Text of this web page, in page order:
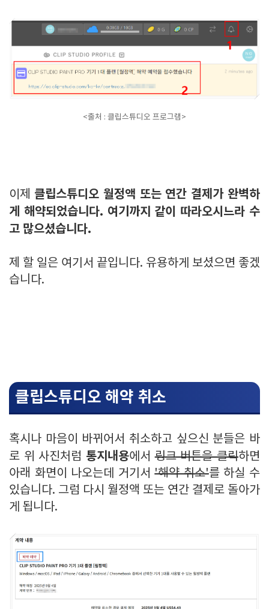
<출처 : 클립스튜디오 프로그램>
이제 클립스튜디오 월정액 또는 연간 결제가 완벽하
게 해약되었습니다. 여기까지 같이 따라오시느라 수
고 많으셨습니다.
제 할 일은 여기서 끝입니다. 유용하게 보셨으면 좋겠
습니다.
클립스튜디오 해약 취소
혹시나 마음이 바뀌어서 취소하고 싶으신 분들은 바
로 위 사진처럼 통지내용에서링크 버튼을 클릭하면
아래 화면이 나오는데 거기서'해약 취소'를 하실 수
있습니다. 그럼 다시 월정액 또는 연간 결제로 돌아가
게 됩니다.